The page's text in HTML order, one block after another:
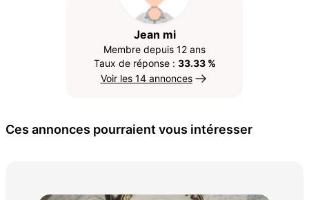
Jean mi
Membre depuis 12 ans
Taux de réponse : 33.33 %
Voir les 14 annonces
Ces annonces pourraient vous intéresser